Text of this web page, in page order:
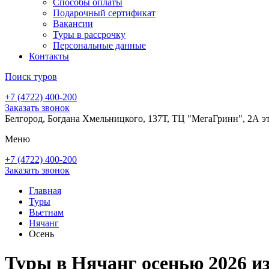
Подарочный сертификат
Вакансии
Туры в рассрочку
Персональные данные
Контакты
Поиск туров
+7 (4722) 400-200
Заказать звонок
Белгород, Богдана Хмельницкого, 137Т, ТЦ "МегаГринн", 2А
Меню
+7 (4722) 400-200
Заказать звонок
Главная
Туры
Вьетнам
Нячанг
Осень
Туры в Нячанг осенью 2026